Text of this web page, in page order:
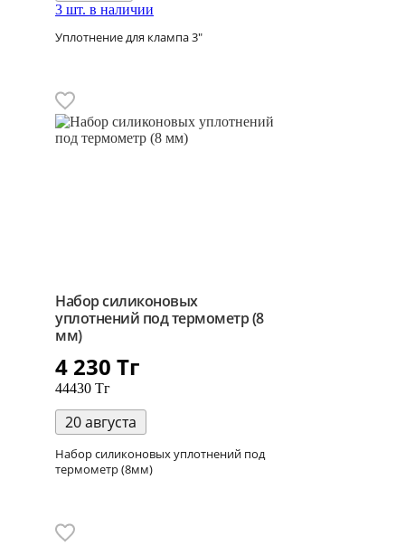
3 шт. в наличии
Уплотнение для клампа 3"
Набор силиконовых
уплотнений под термометр (8
мм)
4 230 Тг
44430 Тг
20 августа
Набор силиконовых уплотнений под
термометр (8мм)